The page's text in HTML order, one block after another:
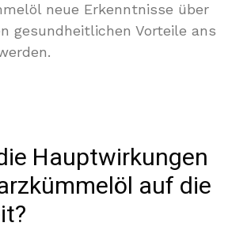
neue Erkenntnisse über
gesundheitlichen Vorteile ans
Hauptwirkungen
auf die